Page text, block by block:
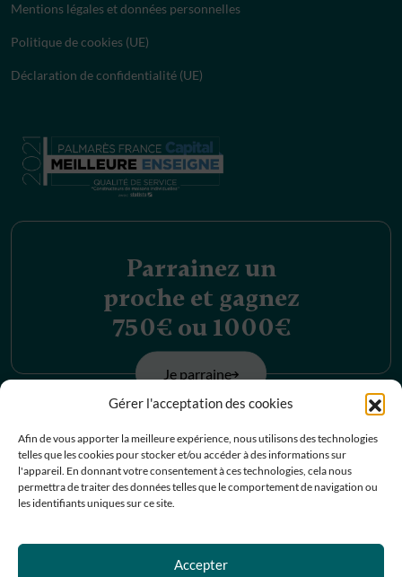
Gérer l'acceptation des cookies
Afin de vous apporter la meilleure expérience, nous utilisons des technologies
telles que les cookies pour stocker et/ou accéder à des informations sur
l'appareil. En donnant votre consentement à ces technologies, cela nous
permettra de traiter des données telles que le comportement de navigation ou
les identifiants uniques sur ce site.
Accepter
Mentions légales et données personnelles
Politique de cookies (UE)
Déclaration de confidentialité (UE)
Parrainez un
proche et gagnez
750€ ou 1000€
Je parraine
Découvrez nos
offres d’emplois
Contactez-nous